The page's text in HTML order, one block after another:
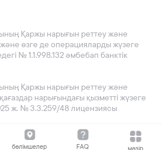
Қаржы нарығын реттеу және
және өзге де операцияларды жүзеге
№ 1.1.998.132 әмбебап банктік
Қаржы нарығын реттеу және
нарығындағы қызметті жүзеге
ж. № 3.3.259/48 лицензиясы
бөлімшелер FAQ мәзір